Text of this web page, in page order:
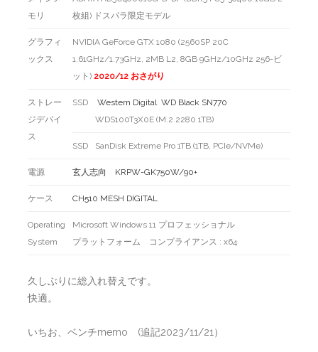
モリ
枚組) ドスパラ限定モデル
グラフィ
ックス
NVIDIA GeForce GTX 1080 (2560SP 20C
1.61GHz/1.73GHz, 2MB L2, 8GB 9GHz/10GHz 256-ビ
ット) 2020/12 おさがり
ストレー
ジデバイ
ス
SSD
Western Digital WD Black SN770
WDS100T3X0E (M.2 2280 1TB)
SSD SanDisk Extreme Pro 1TB (1TB, PCIe/NVMe)
電源 玄人志向 KRPW-GK750W/90+
ケース CH510 MESH DIGITAL
Operating
System
Microsoft Windows 11 プロフェッショナル
プラットフォーム コンプライアンス : x64
久しぶりに総入れ替えです。
快適。
いちお、ベンチmemo (追記2023/11/21）